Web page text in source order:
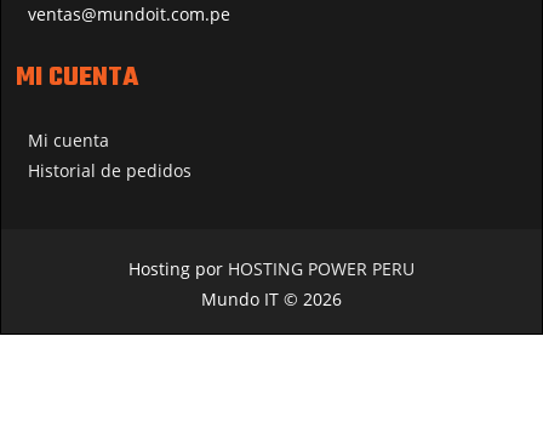
ventas@mundoit.com.pe
MI CUENTA
Mi cuenta
Historial de pedidos
Hosting por HOSTING POWER PERU
Mundo IT © 2026